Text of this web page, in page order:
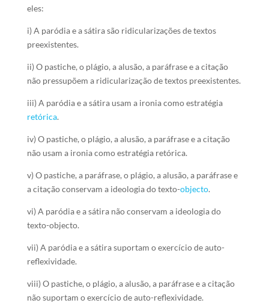
eles:
i) A paródia e a sátira são ridicularizações de textos
preexistentes.
ii) O pastiche, o plágio, a alusão, a paráfrase e a citação
não pressupõem a ridicularização de textos preexistentes.
iii) A paródia e a sátira usam a ironia como estratégia
retórica.
iv) O pastiche, o plágio, a alusão, a paráfrase e a citação
não usam a ironia como estratégia retórica.
v) O pastiche, a paráfrase, o plágio, a alusão, a paráfrase e
a citação conservam a ideologia do texto-objecto.
vi) A paródia e a sátira não conservam a ideologia do
texto-objecto.
vii) A paródia e a sátira suportam o exercício de auto-
reflexividade.
viii) O pastiche, o plágio, a alusão, a paráfrase e a citação
não suportam o exercício de auto-reflexividade.